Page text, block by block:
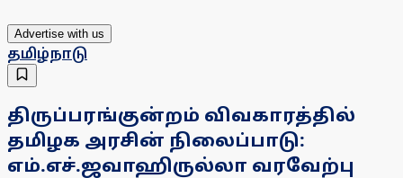
Advertise with us
தமிழ்நாடு
திருப்பரங்குன்றம் விவகாரத்தில்
தமிழக அரசின் நிலைப்பாடு:
எம்.எச்.ஜவாஹிருல்லா வரவேற்பு